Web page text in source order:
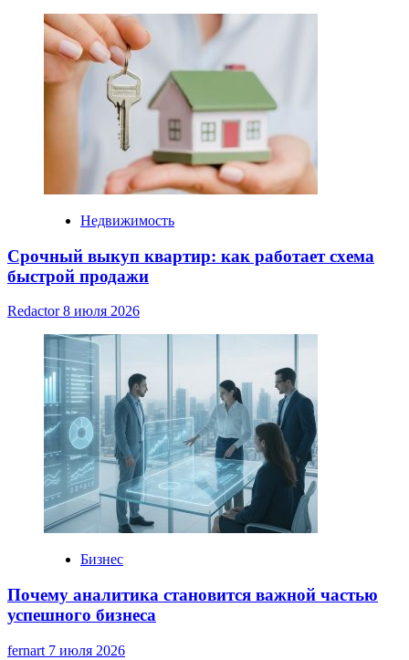
Недвижимость
Срочный выкуп квартир: как работает схема
быстрой продажи
Redactor8 июля 2026
Бизнес
Почему аналитика становится важной частью
успешного бизнеса
fernart 7 июля 2026